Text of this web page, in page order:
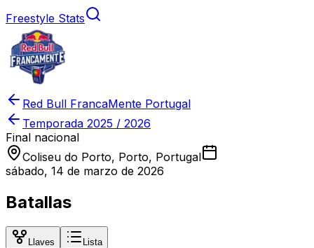
Freestyle Stats
Red Bull FrancaMente Portugal
Temporada 2025 / 2026
Final nacional
Coliseu do Porto, Porto, Portugal
sábado, 14 de marzo de 2026
Batallas
Llaves Lista